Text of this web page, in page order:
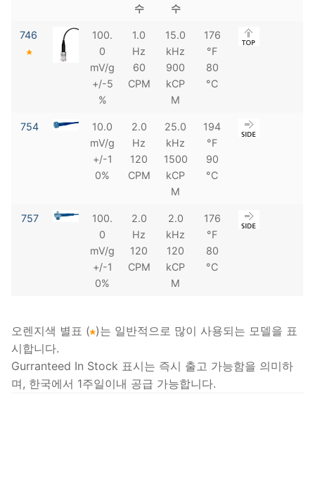
수
수
746
100.
0
mV/g
+/-5
%
1.0
Hz
60
CPM
15.0
kHz
900
kCP
M
176
°F
80
°C
754
10.0
mV/g
+/-1
0%
2.0
Hz
120
CPM
25.0
kHz
1500
kCP
M
194
°F
90
°C
757
100.
0
mV/g
+/-1
0%
2.0
Hz
120
CPM
2.0
kHz
120
kCP
M
176
°F
80
°C
오렌지색 별표 ( )는 일반적으로 많이 사용되는 모델을 표
시합니다.
Gurranteed In Stock 표시는 즉시 출고 가능함을 의미하
며, 한국에서 1주일이내 공급 가능합니다.